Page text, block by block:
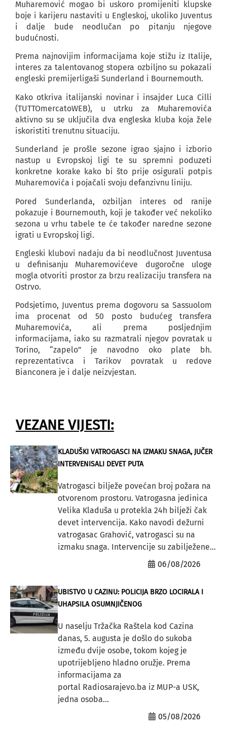
Muharemović mogao bi uskoro promijeniti klupske
boje i karijeru nastaviti u Engleskoj, ukoliko Juventus
i dalje bude neodlučan po pitanju njegove
budućnosti.
Prema najnovijim informacijama koje stižu iz Italije,
interes za talentovanog stopera ozbiljno su pokazali
engleski premijerligaši Sunderland i Bournemouth.
Kako otkriva italijanski novinar i insajder Luca Cilli
(TUTTOmercatoWEB), u utrku za Muharemovića
aktivno su se uključila dva engleska kluba koja žele
iskoristiti trenutnu situaciju.
Sunderland je prošle sezone igrao sjajno i izborio
nastup u Evropskoj ligi te su spremni poduzeti
konkretne korake kako bi što prije osigurali potpis
Muharemovića i pojačali svoju defanzivnu liniju.
Pored Sunderlanda, ozbiljan interes od ranije
pokazuje i Bournemouth, koji je također već nekoliko
sezona u vrhu tabele te će također naredne sezone
igrati u Evropskoj ligi.
Engleski klubovi nadaju da bi neodlučnost Juventusa
u definisanju Muharemovićeve dugoročne uloge
mogla otvoriti prostor za brzu realizaciju transfera na
Ostrvo.
Podsjetimo, Juventus prema dogovoru sa Sassuolom
ima procenat od 50 posto budućeg transfera
Muharemovića, ali prema posljednjim
informacijama, iako su razmatrali njegov povratak u
Torino, “zapelo” je navodno oko plate bh.
reprezentativca i Tarikov povratak u redove
Bianconera je i dalje neizvjestan.
VEZANE VIJESTI:
KLADUŠKI VATROGASCI NA IZMAKU SNAGA, JUČER
INTERVENISALI DEVET PUTA
Vatrogasci bilježe povećan broj požara na
otvorenom prostoru. Vatrogasna jedinica
Velika Kladuša u protekla 24h bilježi čak
devet intervencija. Kako navodi dežurni
vatrogasac Grahović, vatrogasci su na
izmaku snaga. Intervencije su zabilježene...
06/08/2026
UBISTVO U CAZINU: POLICIJA BRZO LOCIRALA I
UHAPSILA OSUMNJIČENOG
U naselju Tržačka Raštela kod Cazina
danas, 5. augusta je došlo do sukoba
između dvije osobe, tokom kojeg je
upotrijebljeno hladno oružje. Prema
informacijama za
portal Radiosarajevo.ba iz MUP-a USK,
jedna osoba...
05/08/2026